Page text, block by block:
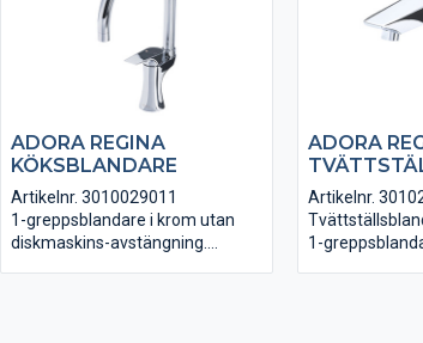
Täckkåpor
kompletteras
(Iingår ej) för
C/C.
ADORA REGINA
KÖKSBLANDARE
Artikelnr. 3010029011
1-greppsblandare i krom utan
diskmaskins-avstängning.
ADORA
Artikelnr.
1-